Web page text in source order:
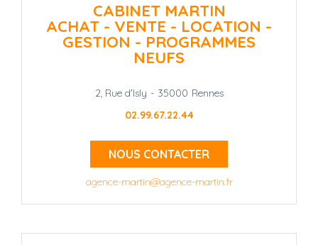
CABINET MARTIN
ACHAT - VENTE - LOCATION -
GESTION - PROGRAMMES
NEUFS
2, Rue d'Isly - 35000 Rennes
02.99.67.22.44
NOUS CONTACTER
agence-martin@agence-martin.fr